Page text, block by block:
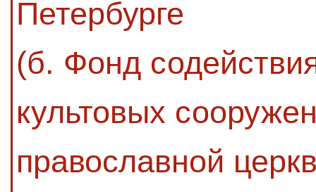
Петербурге
(б. Фонд
культовых
православной